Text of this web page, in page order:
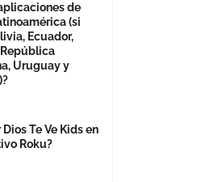
de
(si
Ecuador,
República
Uruguay y
Te Ve Kids en
Roku?